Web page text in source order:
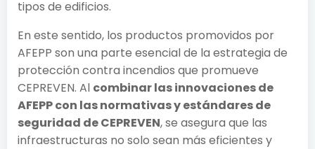
tipos de edificios.
En este sentido, los productos promovidos por
AFEPP son una parte esencial de la estrategia de
protección contra incendios que promueve
CEPREVEN. Al combinar las innovaciones de
AFEPP con las normativas y estándares de
seguridad de CEPREVEN, se asegura que las
infraestructuras no solo sean más eficientes y